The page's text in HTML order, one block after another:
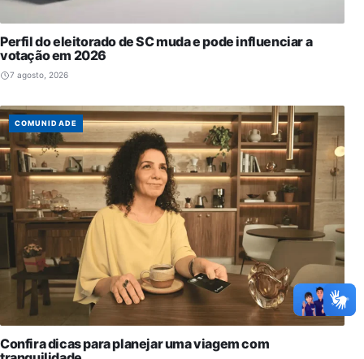
Perfil do eleitorado de SC muda e pode influenciar a
votação em 2026
7 agosto, 2026
COMUNIDADE
Confira dicas para planejar uma viagem com